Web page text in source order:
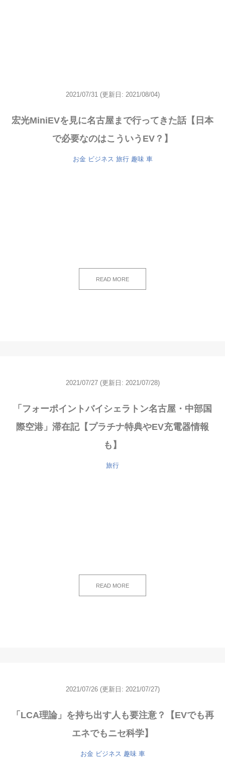
2021/07/31 (更新日: 2021/08/04)
宏光MiniEVを見に名古屋まで行ってきた話【日本
で必要なのはこういうEV？】
お金 ビジネス 旅行 趣味 車
READ MORE
2021/07/27 (更新日: 2021/07/28)
「フォーポイントバイシェラトン名古屋・中部国
際空港」滞在記【プラチナ特典やEV充電器情報
も】
旅行
READ MORE
2021/07/26 (更新日: 2021/07/27)
「LCA理論」を持ち出す人も要注意？【EVでも再
エネでもニセ科学】
お金 ビジネス 趣味 車